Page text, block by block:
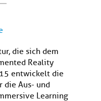
die sich dem
Reality
entwickelt die
die Aus- und
Learning